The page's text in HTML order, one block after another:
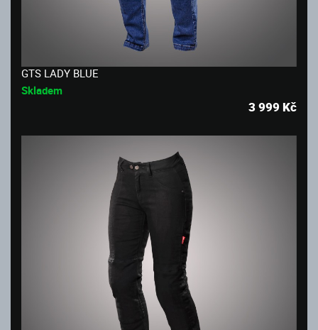
GTS LADY BLUE
Skladem
3 999 Kč